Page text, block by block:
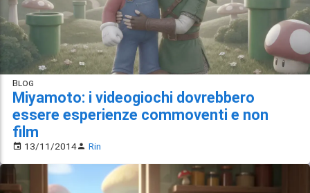
Blog
Miyamoto: i videogiochi dovrebbero
essere esperienze commoventi e non
film
13/11/2014 Rin